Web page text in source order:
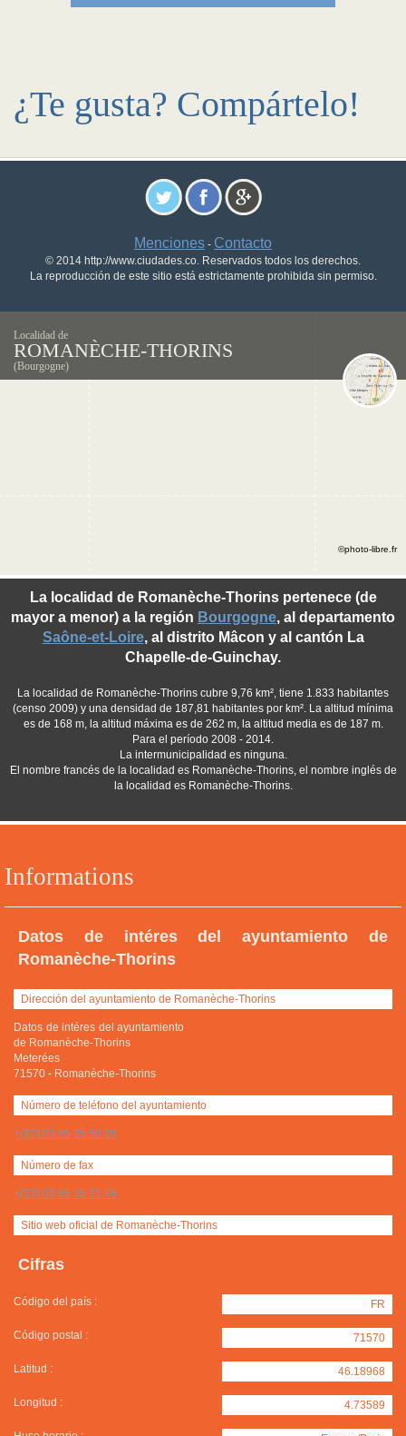
¿Te gusta? Compártelo!
Menciones - Contacto
© 2014 http://www.ciudades.co. Reservados todos los derechos.
La reproducción de este sitio está estrictamente prohibida sin permiso.
Localidad de
ROMANÈCHE-THORINS
(Bourgogne)
Informations
Datos de intéres del ayuntamiento de
Romanèche-Thorins
Dirección del ayuntamiento de Romanèche-Thorins
Datos de intéres del ayuntamiento
de Romanèche-Thorins
Meterées
71570 - Romanèche-Thorins
Número de teléfono del ayuntamiento
+(33) 03 85 35 50 26
Número de fax
+(33) 03 85 35 21 79
Sitio web oficial de Romanèche-Thorins
Cifras
Código del país : FR
Código postal : 71570
Latitud : 46.18968
Longitud : 4.73589
La localidad de Romanèche-Thorins pertenece (de
mayor a menor) a la región Bourgogne, al departamento
Saône-et-Loire, al distrito Mâcon y al cantón La
Chapelle-de-Guinchay.
La localidad de Romanèche-Thorins cubre 9,76 km², tiene 1.833 habitantes
(censo 2009) y una densidad de 187,81 habitantes por km². La altitud mínima
es de 168 m, la altitud máxima es de 262 m, la altitud media es de 187 m.
Para el período 2008 - 2014.
La intermunicipalidad es ninguna.
El nombre francés de la localidad es Romanèche-Thorins, el nombre inglés de
la localidad es Romanèche-Thorins.
©photo-libre.fr